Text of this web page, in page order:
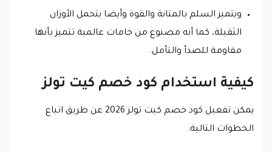
ويتميز السلم بالمتانة والقوة وأيضا يتحمل الأوزان
الثقيلة، كما أنه مصنوع من خامات عالمية تتميز بأنها
مقاومة للصدأ والتأمل.
كيفية استخدام كود خصم كيت تولز
يمكن تفعيل كود خصم كيت تولز 2026 عن طريق اتباع
الخطوات التالية: